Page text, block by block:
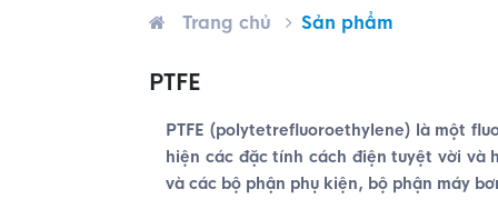
Trang chủ Sản phẩm
PTFE
PTFE (polytetrefluoroethylene) là một
hiện các đặc tính cách điện tuyệt vời và
và các bộ phận phụ kiện, bộ phận máy